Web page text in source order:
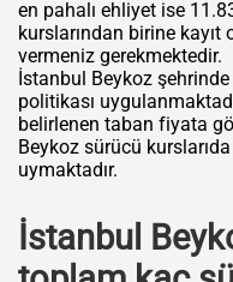
en pahalı ehliyet ise
kurslarından birine kayıt
vermeniz gerekmektedir.
İstanbul Beykoz
politikası
belirlenen taban fiyata
Beykoz sürücü
uymaktadır.
İstanbul